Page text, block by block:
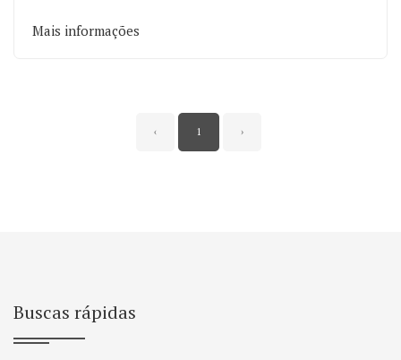
Mais informações
‹ 1 ›
Buscas rápidas